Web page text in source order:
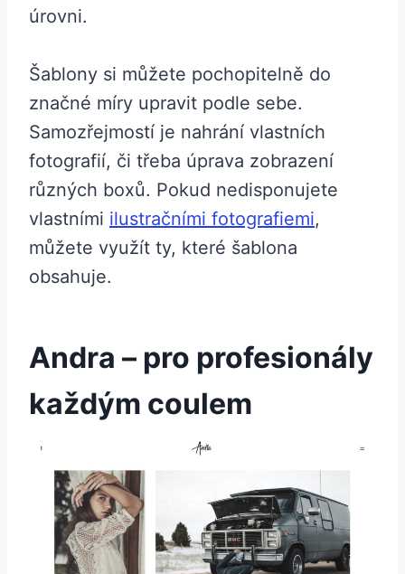
úrovni.
Šablony si můžete pochopitelně do
značné míry upravit podle sebe.
Samozřejmostí je nahrání vlastních
fotografií, či třeba úprava zobrazení
různých boxů. Pokud nedisponujete
vlastními ilustračními fotografiemi,
můžete využít ty, které šablona
obsahuje.
Andra – pro profesionály
každým coulem